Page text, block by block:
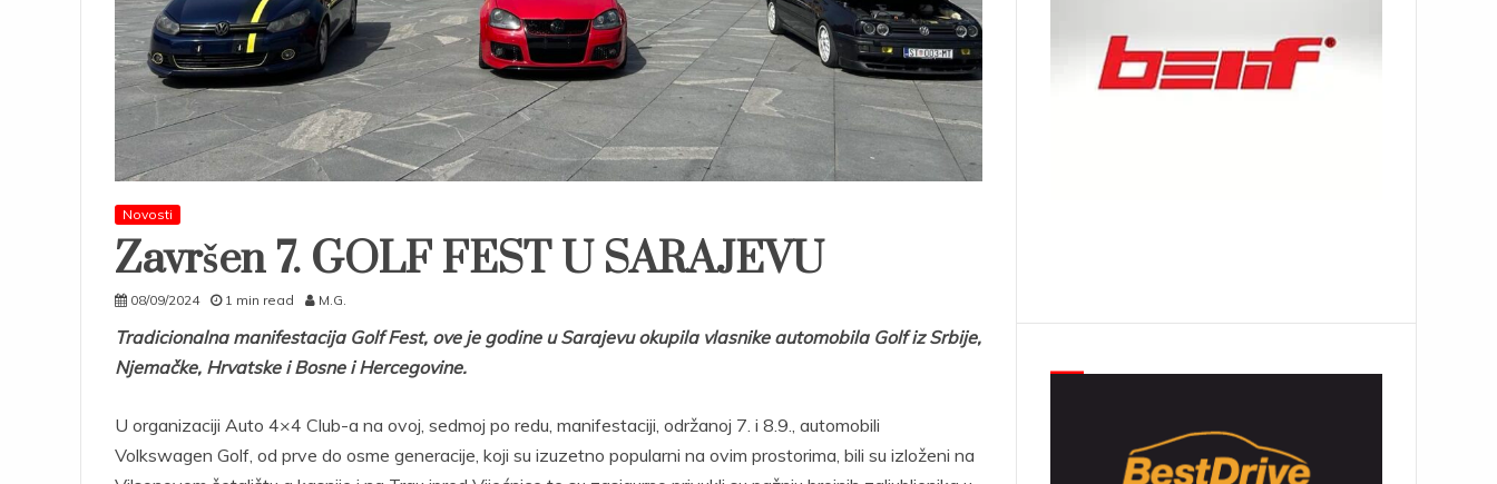
Novosti
Završen 7. GOLF FEST U SARAJEVU
08/09/2024 1 min read M.G.
Tradicionalna manifestacija Golf Fest, ove je godine u Sarajevu okupila vlasnike automobila Golf iz Srbije,
Njemačke, Hrvatske i Bosne i Hercegovine.
U organizaciji Auto 4×4 Club-a na ovoj, sedmoj po redu, manifestaciji, održanoj 7. i 8.9., automobili
Volkswagen Golf, od prve do osme generacije, koji su izuzetno popularni na ovim prostorima, bili su izloženi na